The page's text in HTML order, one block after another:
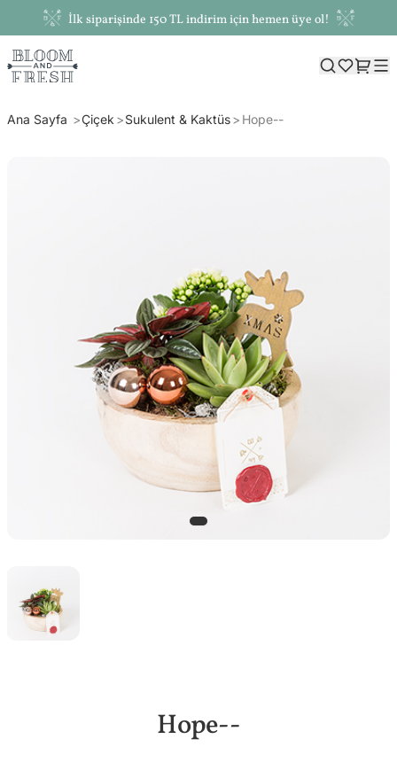
İlk siparişinde 150 TL indirim için hemen üye ol!
Ana Sayfa Çiçek Sukulent & Kaktüs Hope--
Hope--